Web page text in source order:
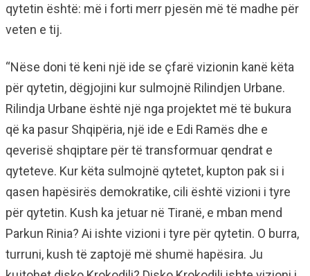
qytetin është: më i forti merr pjesën më të madhe për
veten e tij.
“Nëse doni të keni një ide se çfarë vizionin kanë këta
për qytetin, dëgjojini kur sulmojnë Rilindjen Urbane.
Rilindja Urbane është një nga projektet më të bukura
që ka pasur Shqipëria, një ide e Edi Ramës dhe e
qeverisë shqiptare për të transformuar qendrat e
qyteteve. Kur këta sulmojnë qytetet, kupton pak si i
qasen hapësirës demokratike, cili është vizioni i tyre
për qytetin. Kush ka jetuar në Tiranë, e mban mend
Parkun Rinia? Ai ishte vizioni i tyre për qytetin. O burra,
turruni, kush të zaptojë më shumë hapësira. Ju